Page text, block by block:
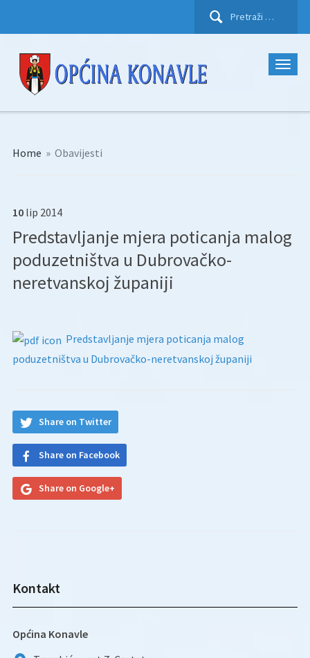
Pretraži:
Home » Obavijesti
10 lip 2014
Predstavljanje mjera poticanja malog
poduzetništva u Dubrovačko-
neretvanskoj županiji
Predstavljanje mjera poticanja malog
poduzetništva u Dubrovačko-neretvanskoj županiji
Share on Twitter
Share on Facebook
Share on Google+
Kontakt
Općina Konavle